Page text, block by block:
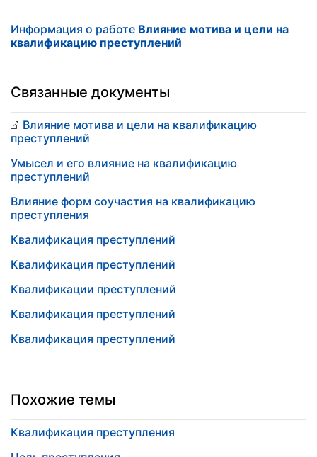
Информация о работе Влияние мотива и цели на
квалификацию преступлений
Связанные документы
Влияние мотива и цели на квалификацию
преступлений
Умысел и его влияние на квалификацию
преступлений
Влияние форм соучастия на квалификацию
преступления
Квалификация преступлений
Квалификация преступлений
Квалификации преступлений
Квалификация преступлений
Квалификация преступлений
Похожие темы
Квалификация преступления